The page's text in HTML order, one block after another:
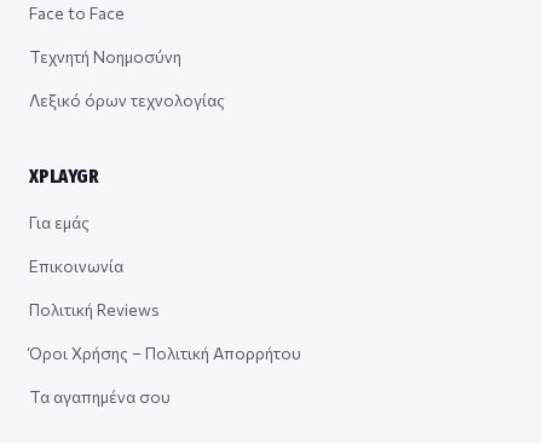
Face to Face
Τεχνητή Νοημοσύνη
Λεξικό όρων τεχνολογίας
XPLAYGR
Για εμάς
Επικοινωνία
Πολιτική Reviews
Όροι Χρήσης – Πολιτική Απορρήτου
Τα αγαπημένα σου